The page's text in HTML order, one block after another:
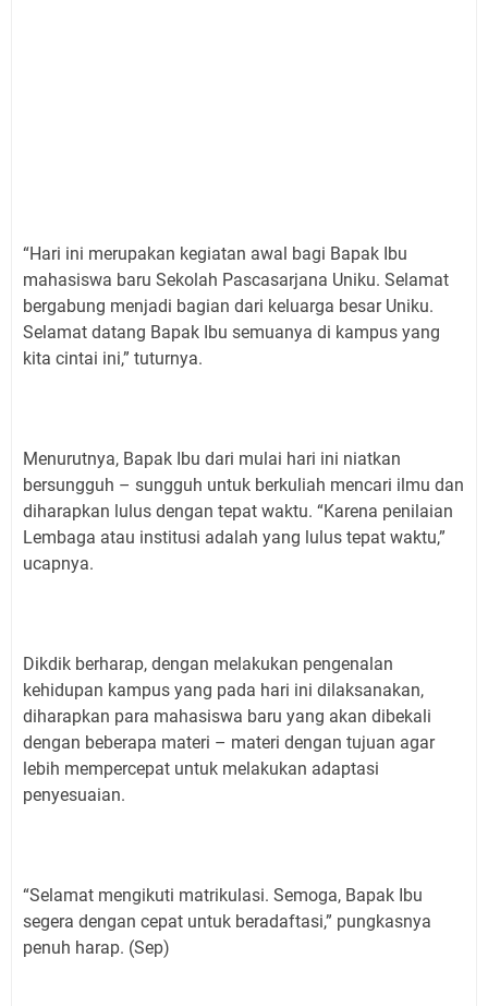
“Hari ini merupakan kegiatan awal bagi Bapak Ibu
mahasiswa baru Sekolah Pascasarjana Uniku. Selamat
bergabung menjadi bagian dari keluarga besar Uniku.
Selamat datang Bapak Ibu semuanya di kampus yang
kita cintai ini,” tuturnya.
Menurutnya, Bapak Ibu dari mulai hari ini niatkan
bersungguh – sungguh untuk berkuliah mencari ilmu dan
diharapkan lulus dengan tepat waktu. “Karena penilaian
Lembaga atau institusi adalah yang lulus tepat waktu,”
ucapnya.
Dikdik berharap, dengan melakukan pengenalan
kehidupan kampus yang pada hari ini dilaksanakan,
diharapkan para mahasiswa baru yang akan dibekali
dengan beberapa materi – materi dengan tujuan agar
lebih mempercepat untuk melakukan adaptasi
penyesuaian.
“Selamat mengikuti matrikulasi. Semoga, Bapak Ibu
segera dengan cepat untuk beradaftasi,” pungkasnya
penuh harap. (Sep)